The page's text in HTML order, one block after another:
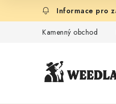
Kamenný obchod